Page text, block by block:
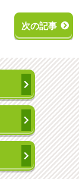
次の記事